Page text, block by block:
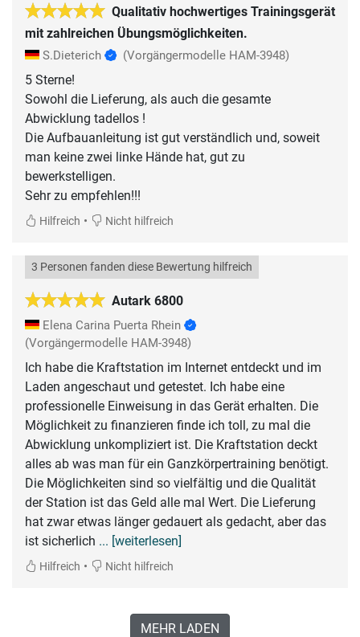
Qualitativ hochwertiges Trainingsgerät
mit zahlreichen Übungsmöglichkeiten.
S.Dieterich (Vorgängermodelle HAM-3948)
5 Sterne!
Sowohl die Lieferung, als auch die gesamte
Abwicklung tadellos !
Die Aufbauanleitung ist gut verständlich und, soweit
man keine zwei linke Hände hat, gut zu
bewerkstelligen.
Hilfreich • Nicht hilfreich
Autark 6800
3 Personen fanden diese Bewertung hilfreich
Elena Carina Puerta Rhein
(Vorgängermodelle HAM-3948)
Ich habe die Kraftstation im Internet entdeckt und im
Laden angeschaut und getestet. Ich habe eine
professionelle Einweisung in das Gerät erhalten. Die
Möglichkeit zu finanzieren finde ich toll, zu mal die
Abwicklung unkompliziert ist. Die Kraftstation deckt
alles ab was man für ein Ganzkörpertraining benötigt.
Die Möglichkeiten sind so vielfältig und die Qualität
der Station ist das Geld alle mal Wert. Die Lieferung
hat zwar etwas länger gedauert als gedacht, aber das
ist sicherlich ... [weiterlesen]
Hilfreich • Nicht hilfreich
MEHR LADEN